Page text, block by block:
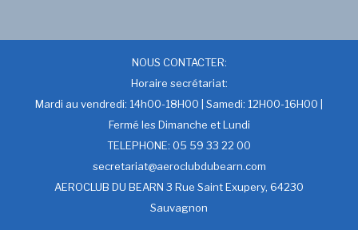
NOUS CONTACTER:
Horaire secrétariat:
Mardi au vendredi: 14h00-18H00 | Samedi: 12H00-16H00 |
Fermé les Dimanche et Lundi
TELEPHONE: 05 59 33 22 00
secretariat@aeroclubdubearn.com
AEROCLUB DU BEARN 3 Rue Saint Exupery, 64230
Sauvagnon